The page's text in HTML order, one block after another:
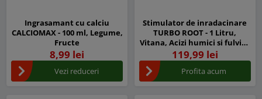
Ingrasamant cu calciu
CALCIOMAX - 100 ml, Legume,
Fructe
8,99 lei
Vezi reduceri
Stimulator de inradacinare
TURBO ROOT - 1 Litru,
Vitana, Acizi humici si fulvici,
Aminoacizi liberi, NPK
119,99 lei
Profita acum